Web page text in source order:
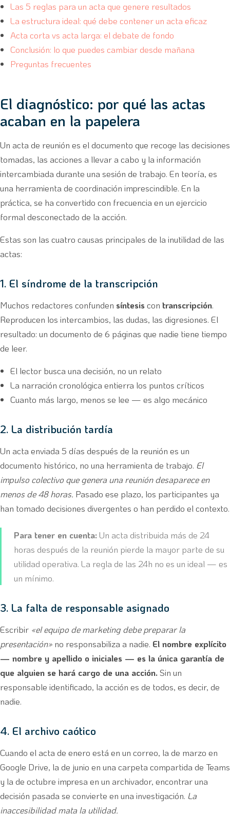
Las 5 reglas para un acta que genere resultados
La estructura ideal: qué debe contener un acta eficaz
Acta corta vs acta larga: el debate de fondo
Conclusión: lo que puedes cambiar desde mañana
Preguntas frecuentes
El diagnóstico: por qué las actas
acaban en la papelera
Un acta de reunión es el documento que recoge las decisiones
tomadas, las acciones a llevar a cabo y la información
intercambiada durante una sesión de trabajo. En teoría, es
una herramienta de coordinación imprescindible. En la
práctica, se ha convertido con frecuencia en un ejercicio
formal desconectado de la acción.
Estas son las cuatro causas principales de la inutilidad de las
actas:
1. El síndrome de la transcripción
Muchos redactores confunden síntesiscon transcripción.
Reproducen los intercambios, las dudas, las digresiones. El
resultado: un documento de 6 páginas que nadie tiene tiempo
de leer.
El lector busca una decisión, no un relato
La narración cronológica entierra los puntos críticos
Cuanto más largo, menos se lee — es algo mecánico
2. La distribución tardía
Un acta enviada 5 días después de la reunión es un
documento histórico, no una herramienta de trabajo. El
impulso colectivo que genera una reunión desaparece en
menos de 48 horas. Pasado ese plazo, los participantes ya
han tomado decisiones divergentes o han perdido el contexto.
Para tener en cuenta: Un acta distribuida más de 24
horas después de la reunión pierde la mayor parte de su
utilidad operativa. La regla de las 24h no es un ideal — es
un mínimo.
3. La falta de responsable asignado
Escribir «el equipo de marketing debe preparar la
presentación»no responsabiliza a nadie. El nombre explícito
— nombre y apellido o iniciales — es la única garantía de
que alguien se hará cargo de una acción.Sin un
responsable identificado, la acción es de todos, es decir, de
nadie.
4. El archivo caótico
Cuando el acta de enero está en un correo, la de marzo en
Google Drive, la de junio en una carpeta compartida de Teams
y la de octubre impresa en un archivador, encontrar una
decisión pasada se convierte en una investigación. La
inaccesibilidad mata la utilidad.